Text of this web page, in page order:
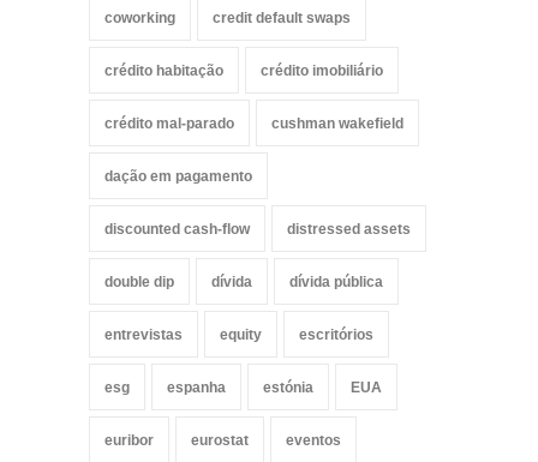
coworking credit default swaps
crédito habitação crédito imobiliário
crédito mal-parado cushman wakefield
dação em pagamento
discounted cash-flow distressed assets
double dip dívida dívida pública
entrevistas equity escritórios
esg espanha estónia EUA
euribor eurostat eventos